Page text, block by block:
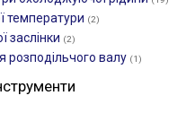
температури (2)
заслінки (2)
валу (1)